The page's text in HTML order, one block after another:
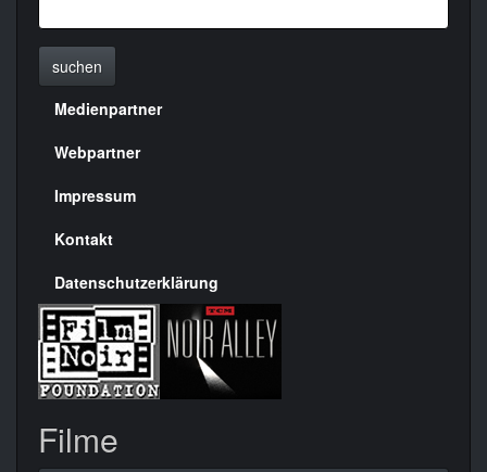
suchen
Menülinks
rechte
Seite
Medienpartner
Webpartner
Impressum
Kontakt
Datenschutzerklärung
Filme